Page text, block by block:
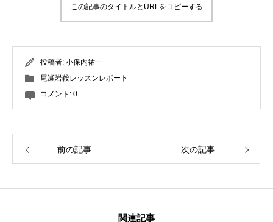
この記事のタイトルとURLをコピーする
投稿者: 小保内祐一
尾瀬岩鞍レッスンレポート
コメント: 0
前の記事 次の記事
関連記事